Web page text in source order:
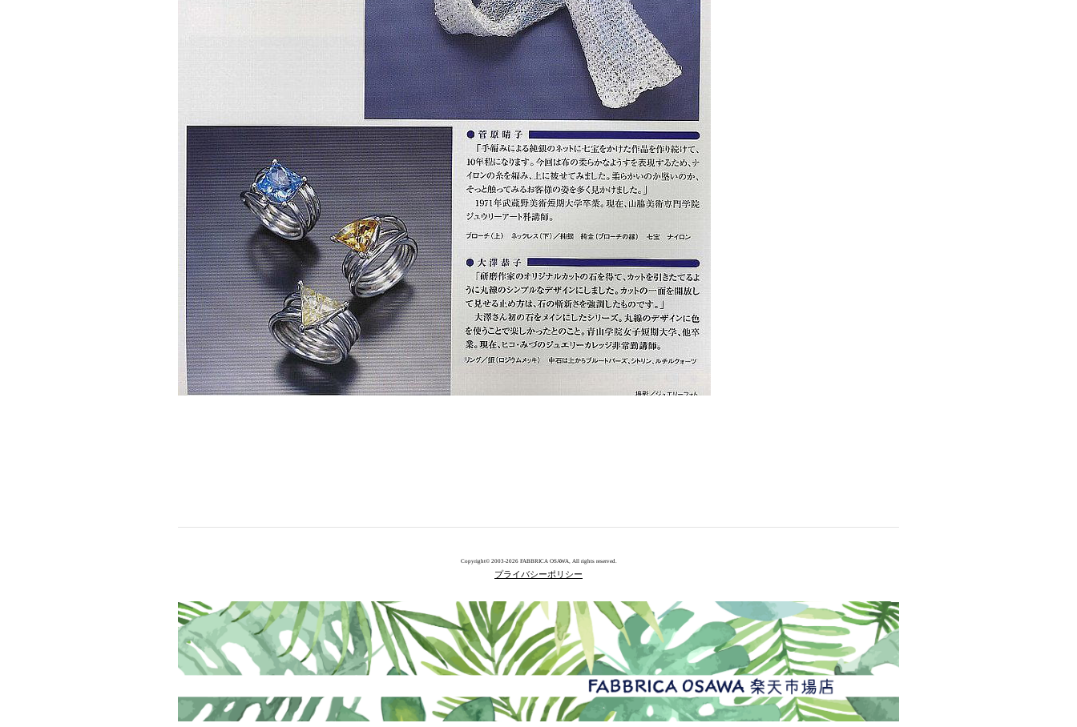
Copyright© 2003-2026 FABBRICA OSAWA, All rights reserved.
プライバシーポリシー